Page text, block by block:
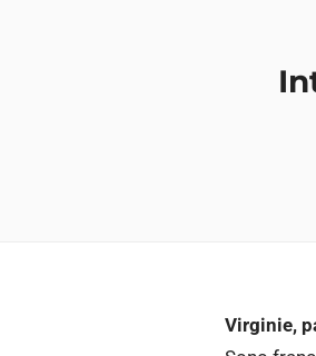
Virginie,